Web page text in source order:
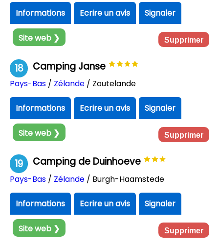
Informations Ecrire un avis Signaler
Site web ❯ Supprimer
18 Camping Janse
Pays-Bas / Zélande / Zoutelande
Informations Ecrire un avis Signaler
Site web ❯ Supprimer
19 Camping de Duinhoeve
Pays-Bas / Zélande / Burgh-Haamstede
Informations Ecrire un avis Signaler
Site web ❯ Supprimer